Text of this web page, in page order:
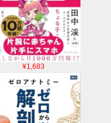
¥1,683